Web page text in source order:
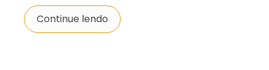
Continue lendo